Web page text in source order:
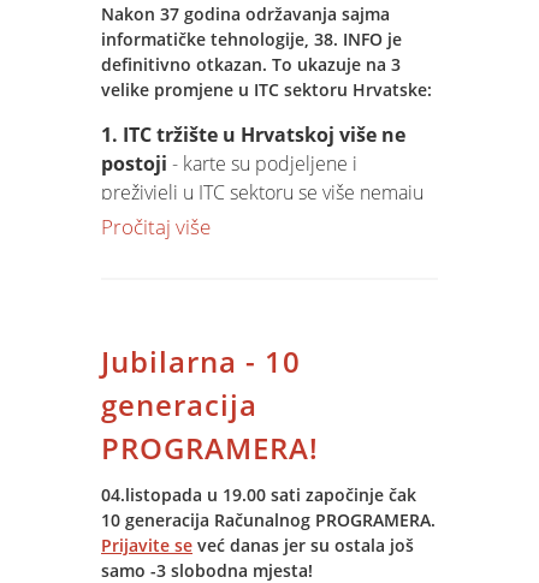
• Učenicima i studentima koji započinju
graditi svoju profesionalnu karijeru.
Algebra i Spin u suradnji vaši su
partneri za uspjeh!
Nakon 37 godina održavanja sajma
informatičke tehnologije, 38. INFO je
definitivno otkazan. To ukazuje na 3
velike promjene u ITC sektoru Hrvatske:
1. ITC tržište u Hrvatskoj više ne
postoji - karte su podjeljene i
preživjeli u ITC sektoru se više nemaju
oko čega natjecati. Veliki poslovi se
avangarde. Kome je sajam onda
potreban?
2.IT industrija u cijelom svijetu
doživljava preobražaj- iz razvojnog
Stoga nije nužno dolaziti na sajmove
vidjeti novitete, svratite do prvog
hipermarketa tamo se nalazi gotovo sve
Pročitaj više
Jubilarna - 10
generacija
PROGRAMERA!
04.listopada u 19.00 sati započinje čak
10 generacija Računalnog PROGRAMERA.
Prijavite se već danas jer su ostala još
samo -3 slobodna mjesta!